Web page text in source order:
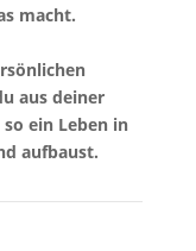
macht.
aus deiner
ein Leben in
aufbaust.